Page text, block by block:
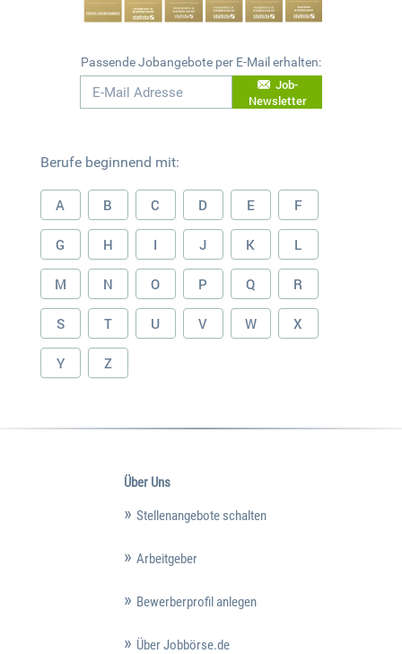
Passende Jobangebote per E-Mail erhalten:
Job-
Newsletter
Berufe beginnend mit:
A B C D E F
G H I J K L
M N O P Q R
S T U V W X
Y Z
Über Uns
Stellenangebote schalten
Arbeitgeber
Bewerberprofil anlegen
Über Jobbörse.de